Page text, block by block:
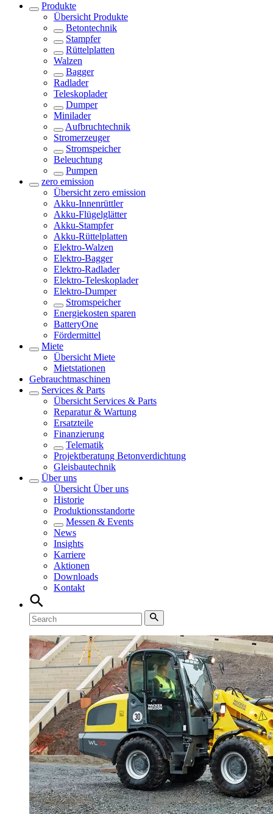
Produkte
Übersicht Produkte
Betontechnik
Stampfer
Rüttelplatten
Walzen
Bagger
Radlader
Teleskoplader
Dumper
Minilader
Aufbruchtechnik
Stromerzeuger
Stromspeicher
Beleuchtung
Pumpen
zero emission
Übersicht zero emission
Akku-Innenrüttler
Akku-Flügelglätter
Akku-Stampfer
Akku-Rüttelplatten
Elektro-Walzen
Elektro-Bagger
Elektro-Radlader
Elektro-Teleskoplader
Elektro-Dumper
Stromspeicher
Energiekosten sparen
BatteryOne
Fördermittel
Miete
Übersicht Miete
Mietstationen
Gebrauchtmaschinen
Services & Parts
Übersicht Services & Parts
Reparatur & Wartung
Ersatzteile
Finanzierung
Telematik
Projektberatung Betonverdichtung
Gleisbautechnik
Über uns
Übersicht Über uns
Historie
Produktionsstandorte
Messen & Events
News
Insights
Karriere
Aktionen
Downloads
Kontakt